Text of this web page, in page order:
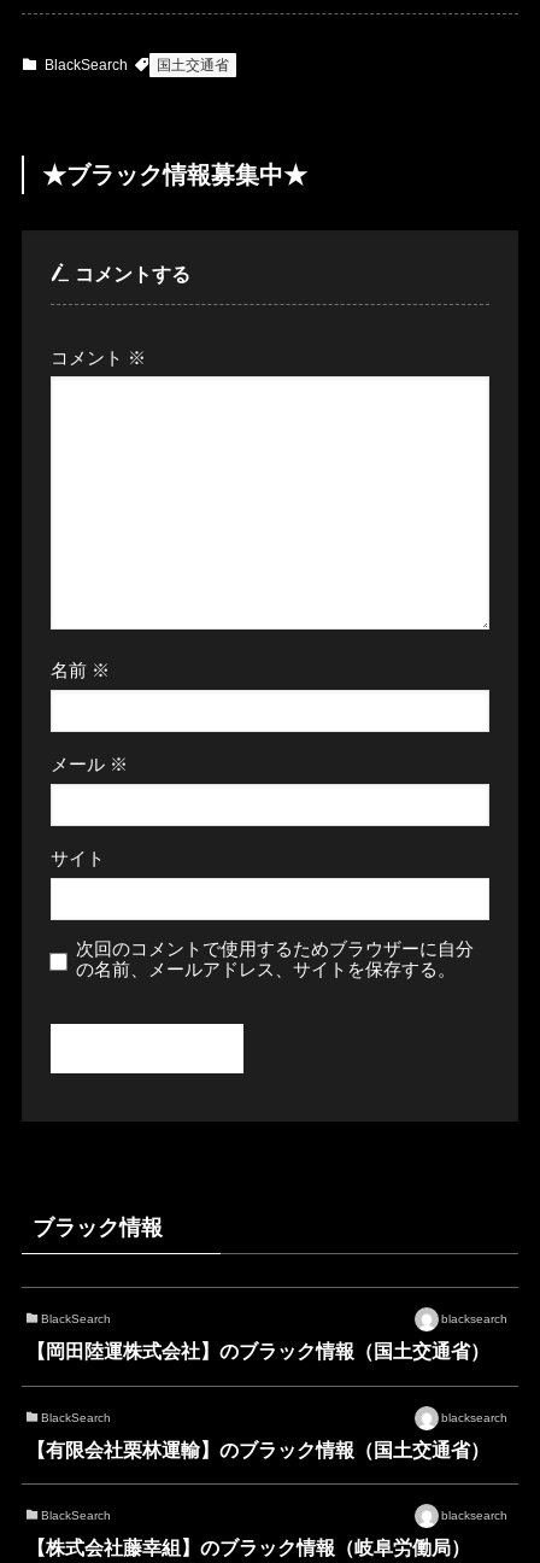
BlackSearch 国土交通省
★ブラック情報募集中★
コメントする
コメント ※
名前 ※
メール ※
サイト
次回のコメントで使用するためブラウザーに自分
の名前、メールアドレス、サイトを保存する。
ブラック情報
BlackSearch blacksearch
【岡田陸運株式会社】のブラック情報（国土交通省）
BlackSearch blacksearch
【有限会社栗林運輸】のブラック情報（国土交通省）
BlackSearch blacksearch
【株式会社藤幸組】のブラック情報（岐阜労働局）